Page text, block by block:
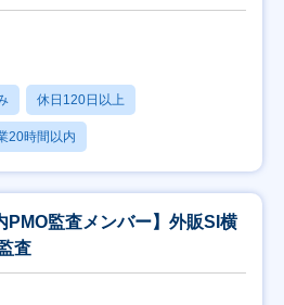
休日120日以上
20時間以内
監査メンバー】外販SI横
査